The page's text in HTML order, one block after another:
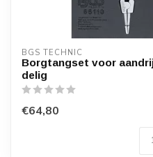
BGS TECHNIC
Borgtangset voor
delig
€64,80